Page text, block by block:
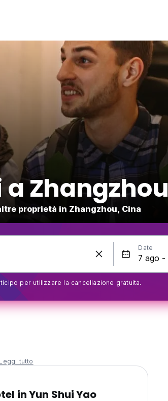
Zhangzhou
proprietà in Zhangzhou, Cina
Date
per utilizzare la cancellazione gratuita.
Leggi tutto
in Yun Shui Yao